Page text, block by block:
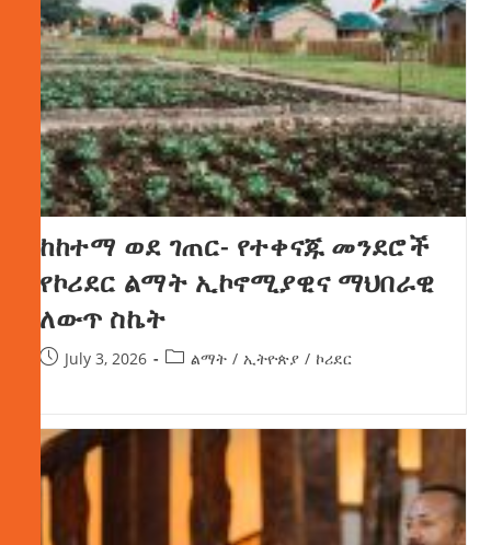
ከከተማ ወደ ገጠር- የተቀናጁ መንደሮች
የኮሪደር ልማት ኢኮኖሚያዊና ማህበራዊ
ለውጥ ስኬት
July 3, 2026 ልማት / ኢትዮጵያ / ኮሪደር